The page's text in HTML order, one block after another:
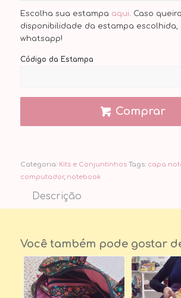
Escolha sua estampa aqui. Caso
disponibilidade da estampa escolhida,
whatsapp!
Código da Estampa
Comprar
Categoria: Kits e Conjuntinhos Tags: capa
computador, notebook
Descrição
Você também pode gostar